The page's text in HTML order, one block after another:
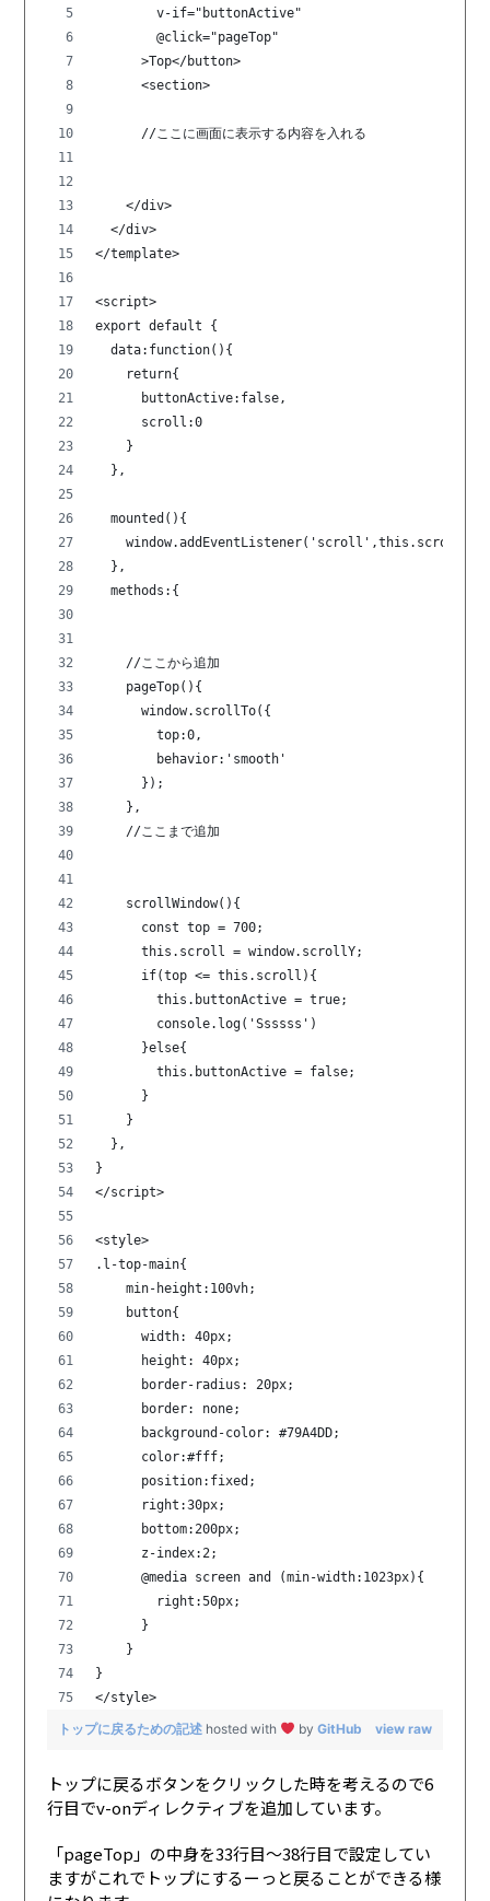
        v-if="buttonActive"
@click="pageTop"                        //
      >Top</button>
      <section>
      //ここに画面に表示する内容を入れる
    </div>
  </div>
</template>
<script>
export default {
  data:function(){
    return{
      buttonActive:false,
      scroll:0
    }
  },
  mounted(){
  },
  methods:{
    //ここから追加
    pageTop(){
      window.scrollTo({
        top:0,
        behavior:'smooth'
      });
    },
    //ここまで追加
    scrollWindow(){
      const top = 700;
      this.scroll = window.scrollY;
      if(top <= this.scroll){
        this.buttonActive = true;
        console.log('Ssssss')
      }else{
        this.buttonActive = false;
      }
    }
  },
}
</script>
<style>
.l-top-main{
    min-height:100vh;
    button{
      width: 40px;
      height: 40px;
      border-radius: 20px;
      border: none;
      background-color: #79A4DD;
      color:#fff;
      position:fixed;
      right:30px;
      bottom:200px;
      z-index:2;
      @media screen and (min-width:1023px){
        right:50px;
      }
    }
}
</style>
view raw
トップに戻るための記述 hosted with byGitHub
トップに戻るボタンをクリックした時を考えるので6
行目でv-onディレクティブを追加しています。
「pageTop」の中身を33行目〜38行目で設定してい
ますがこれでトップにするーっと戻ることができる様